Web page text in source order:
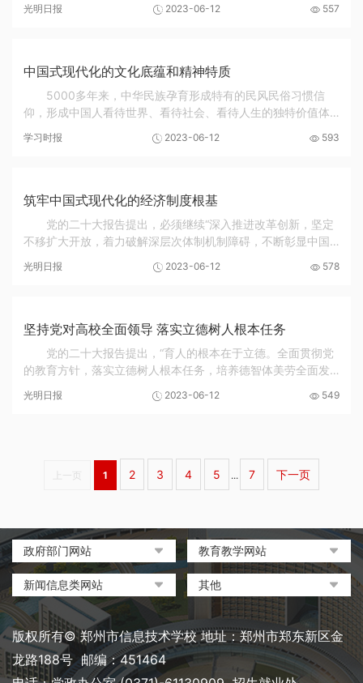
度促进共同富裕政策的认识。从分配视角看...
光明日报 2023-06-12 557
中国式现代化的文化底蕴和精神特质
5000多年来，中华民族孕育形成特有的民风民俗习惯信
仰，形成中国人看待世界、看待社会、看待人生的独特价值体
终保持文明主体的稳定性。中华优秀传统文化已经...
学习时报 2023-06-12 593
筑牢中国式现代化的经济制度根基
党的二十大报告提出，必须继续“深入推进改革创新，坚定
不移扩大开放，着力破解深层次体制机制障碍，不断彰显中国
和活力，把我国制度优势更好转化为国家治理...
光明日报 2023-06-12 578
坚持党对高校全面领导 落实立德树人根本任务
党的二十大报告提出，“育人的根本在于立德。全面贯彻党
的教育方针，落实立德树人根本任务，培养德智体美劳全面发
时代中国特色社会主义教育事业发展的根本...
光明日报 2023-06-12 549
上一页 1 2 3 4 5 ... 7 下一页
政府部门网站
中国政府网
河南省人民政府
郑州市人民政府
教育教学网站
教育部政府门户网站
中国职业教育与成人教育网
河南省教育厅
河南省职业教育与成人教育
网
新闻信息类网站
环球网
凤凰网
搜狐
网易
其他
中央电化教育馆
中国教育和科研计算机网
电脑报
大象网|河南网络广播电视台
版权所有© 郑州市信息技术学校 地址：郑州市郑东新区金
龙路188号 邮编：451464